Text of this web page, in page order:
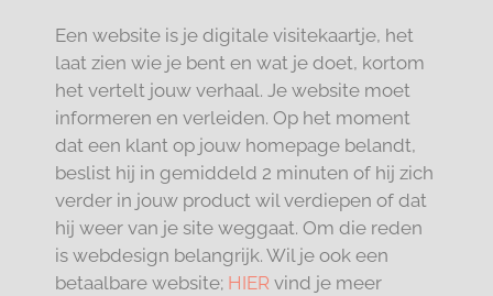
Een website is je digitale visitekaartje, het
laat zien wie je bent en wat je doet, kortom
het vertelt jouw verhaal. Je website moet
informeren en verleiden. Op het moment
dat een klant op jouw homepage belandt,
beslist hij in gemiddeld 2 minuten of hij zich
verder in jouw product wil verdiepen of dat
hij weer van je site weggaat. Om die reden
is webdesign belangrijk. Wil je ook een
betaalbare website; HIER vind je meer